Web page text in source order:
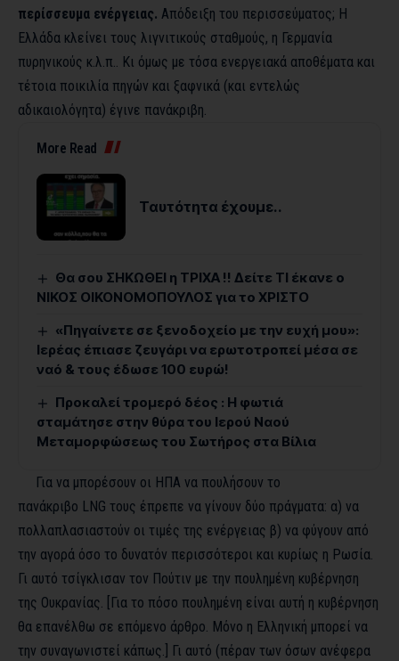
περίσσευμα ενέργειας. Απόδειξη του περισσεύματος; Η
Ελλάδα κλείνει τους λιγνιτικούς σταθμούς, η Γερμανία
πυρηνικούς κ.λ.π.. Κι όμως με τόσα ενεργειακά αποθέματα και
τέτοια ποικιλία πηγών και ξαφνικά (και εντελώς
αδικαιολόγητα) έγινε πανάκριβη.
More Read
Ταυτότητα έχουμε..
Θα σου ΣΗΚΩΘΕΙ η ΤΡΙΧΑ !! Δείτε ΤΙ έκανε ο
ΝΙΚΟΣ ΟΙΚΟΝΟΜΟΠΟΥΛΟΣ για το ΧΡΙΣΤΟ
«Πηγαίνετε σε ξενοδοχείο με την ευχή μου»:
Ιερέας έπιασε ζευγάρι να ερωτοτροπεί μέσα σε
ναό & τους έδωσε 100 ευρώ!
Προκαλεί τρομερό δέος : Η φωτιά
σταμάτησε στην θύρα του Ιερού Ναού
Μεταμορφώσεως του Σωτήρος στα Βίλια
Για να μπορέσουν οι ΗΠΑ να πουλήσουν το
πανάκριβο LNG τους έπρεπε να γίνουν δύο πράγματα: α) να
πολλαπλασιαστούν οι τιμές της ενέργειας β) να φύγουν από
την αγορά όσο το δυνατόν περισσότεροι και κυρίως η Ρωσία.
Γι αυτό τσίγκλισαν τον Πούτιν με την πουλημένη κυβέρνηση
της Ουκρανίας. [Για το πόσο πουλημένη είναι αυτή η κυβέρνηση
θα επανέλθω σε επόμενο άρθρο. Μόνο η Ελληνική μπορεί να
την συναγωνιστεί κάπως.] Γι αυτό (πέραν των όσων ανέφερα